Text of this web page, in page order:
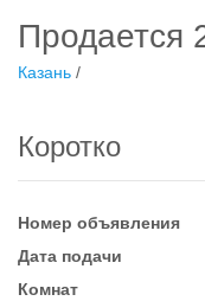
Продается
Казань /
Коротко
Номер объявления
Дата подачи
Комнат